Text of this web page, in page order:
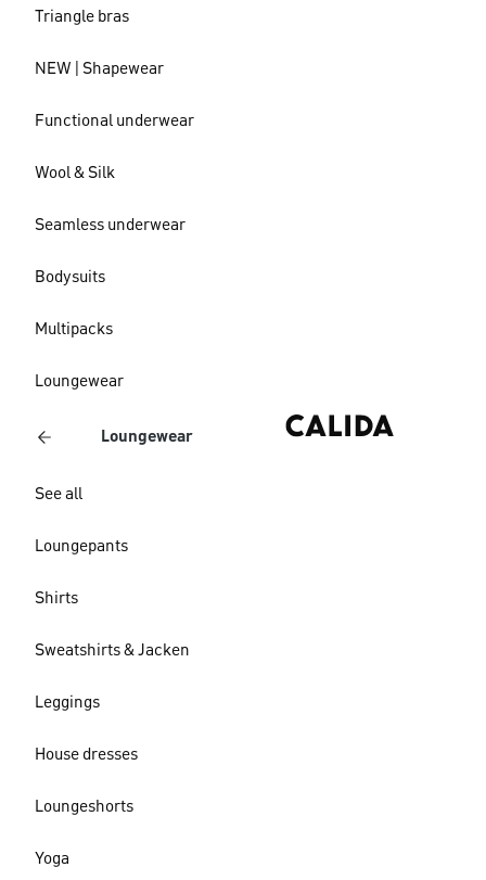
Triangle bras
NEW | Shapewear
Functional underwear
Wool & Silk
Seamless underwear
Bodysuits
Multipacks
Loungewear
Loungewear
See all
Loungepants
Shirts
Sweatshirts & Jacken
Leggings
House dresses
Loungeshorts
Yoga